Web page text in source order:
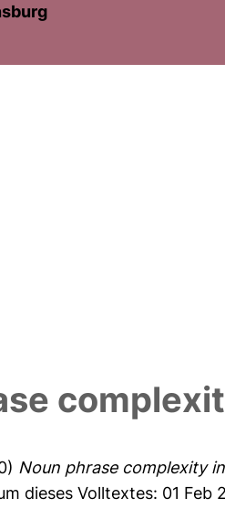
Noun phrase complexity
dieses Volltextes: 01 Feb